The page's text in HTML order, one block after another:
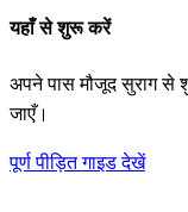
यहाँ से शुरू करें
अपने पास मौजूद सुराग से
जाएँ।
पूर्ण पीड़ित गाइड देखें